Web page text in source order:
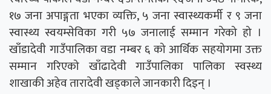
१७ जना अपाङ्गता भएका व्यक्ति, ५ जना स्वास्थ्यकर्मी र ९ जना
स्वास्थ्य स्वयम्सेविका गरी ५७ जनालाई सम्मान गरेको हो ।
खाँडादेवी गाउँपालिका वडा नम्बर ६ को आर्थिक सहयोगमा उक्त
सम्मान गरिएको खाँढादेवी गाउँपालिका पालिका स्वस्थ्य
शाखाकी अहेव तारादेवी खड्काले जानकारी दिइन् ।